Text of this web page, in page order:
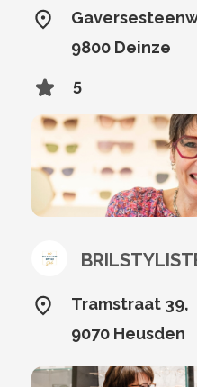
9800 Deinze
5
Tramstraat 39,
9070 Heusden